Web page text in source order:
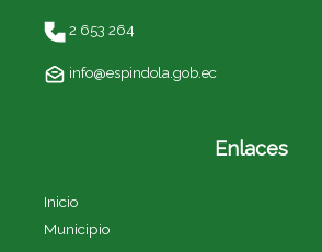
2 653 264
info@espindola.gob.ec
Enlaces
Inicio
Municipio